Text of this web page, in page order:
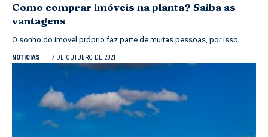
Como comprar imóveis na planta? Saiba as
vantagens
O sonho do imovel próprio faz parte de muitas pessoas, por isso,…
NOTICIAS 7 DE OUTUBRO DE 2021